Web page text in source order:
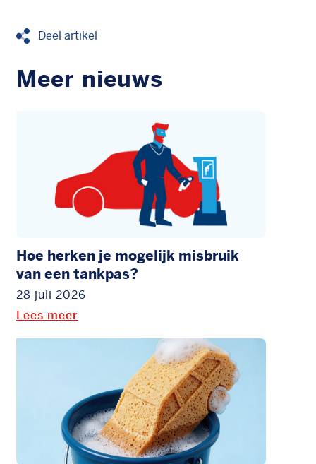
Deel artikel
Meer nieuws
Hoe herken je mogelijk misbruik
van een tankpas?
28 juli 2026
Lees meer